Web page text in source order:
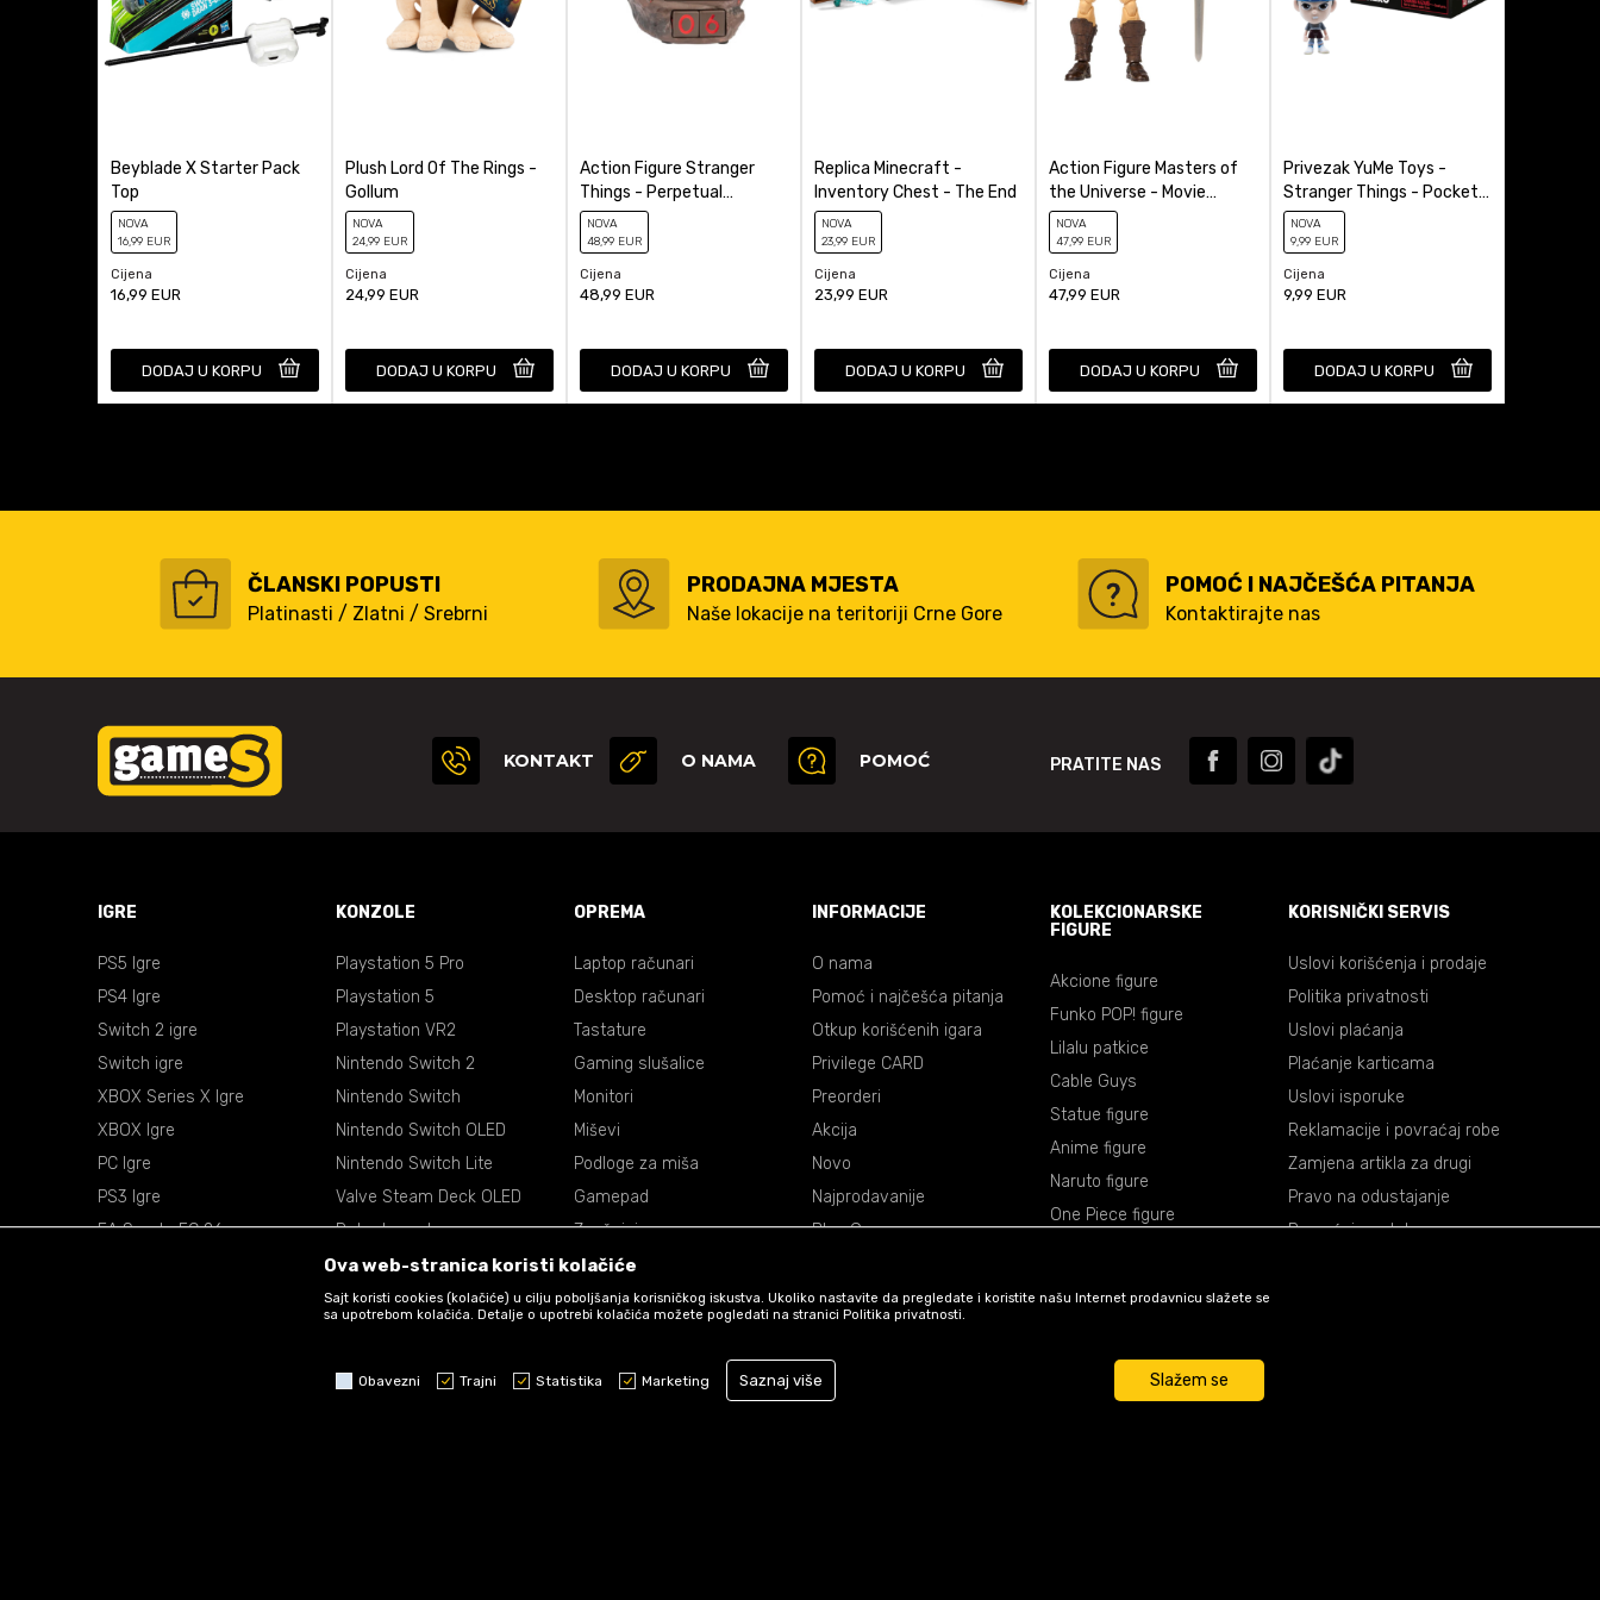
Beyblade X Starter Pack
Top
NOVA
16,99 EUR
Cijena
16,99 EUR
DODAJ U KORPU
Plush Lord Of The Rings -
Gollum
NOVA
24,99 EUR
Cijena
24,99 EUR
DODAJ U KORPU
Action Figure Stranger
Things - Perpetual
Calendar Demogorgon
NOVA
48,99 EUR
Cijena
48,99 EUR
DODAJ U KORPU
Replica Minecraft -
Inventory Chest - The End
NOVA
23,99 EUR
Cijena
23,99 EUR
DODAJ U KORPU
Action Figure Masters of
the Universe - Movie
Chronicles - He-Man
NOVA
47,99 EUR
Cijena
47,99 EUR
DODAJ U KORPU
Privezak YuMe Toys -
Stranger Things - Pocket
Hero - Blind Box
NOVA
9,99 EUR
Cijena
9,99 EUR
DODAJ U KORPU
ČLANSKI POPUSTI
Platinasti / Zlatni / Srebrni
PRODAJNA MJESTA
Naše lokacije na teritoriji Crne Gore
POMOĆ I NAJČEŠĆA PITANJA
Kontaktirajte nas
KONTAKT O NAMA POMOĆ PRATITE NAS
IGRE
PS5 Igre
PS4 Igre
Switch 2 igre
Switch igre
XBOX Series X Igre
XBOX Igre
PC Igre
PS3 Igre
EA Sports FC 26
KONZOLE
Playstation 5 Pro
Playstation 5
Playstation VR2
Nintendo Switch 2
Nintendo Switch
Nintendo Switch OLED
Nintendo Switch Lite
Valve Steam Deck OLED
Retro konzole
VR Naočare
OPREMA
Laptop računari
Desktop računari
Tastature
Gaming slušalice
Monitori
Miševi
Podloge za miša
Gamepad
Zvučnici
Volani
Accessories
INFORMACIJE
O nama
Pomoć i najčešća pitanja
Otkup korišćenih igara
Privilege CARD
Preorderi
Akcija
Novo
Najprodavanije
Blog Games
KOLEKCIONARSKE
FIGURE
Akcione figure
Funko POP! figure
Lilalu patkice
Cable Guys
Statue figure
Anime figure
Naruto figure
One Piece figure
Star Wars figure
KORISNIČKI SERVIS
Uslovi korišćenja i prodaje
Politika privatnosti
Uslovi plaćanja
Plaćanje karticama
Uslovi isporuke
Reklamacije i povraćaj robe
Zamjena artikla za drugi
Pravo na odustajanje
Povraćaj sredstava
Ova web-stranica koristi kolačiće
Sajt koristi cookies (kolačiće) u cilju poboljšanja korisničkog iskustva. Ukoliko nastavite da pregledate i koristite našu Internet prodavnicu slažete se
sa upotrebom kolačića. Detalje o upotrebi kolačića možete pogledati na stranici Politika privatnosti.
Obavezni Trajni Statistika Marketing Saznaj više Slažem se